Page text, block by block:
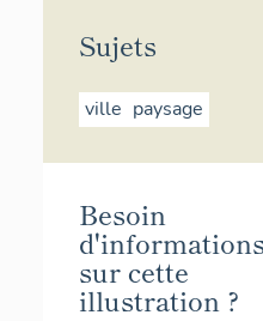
Sujets
ville paysage
Besoin
sur cette
illustration ?